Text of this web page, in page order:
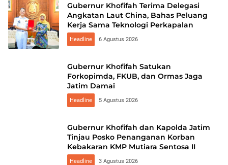
Gubernur Khofifah Terima Delegasi
Angkatan Laut China, Bahas Peluang
Kerja Sama Teknologi Perkapalan
Headline 6 Agustus 2026
Gubernur Khofifah Satukan
Forkopimda, FKUB, dan Ormas Jaga
Jatim Damai
Headline 5 Agustus 2026
Gubernur Khofifah dan Kapolda Jatim
Tinjau Posko Penanganan Korban
Kebakaran KMP Mutiara Sentosa II
Headline 3 Agustus 2026